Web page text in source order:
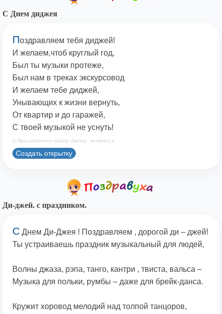
С Днем диджея
Поздравляем тебя диджей!
И желаем,чтоб круглый год,
Был ты музыки протеже,
Был нам в треках экскурсовод
И желаем тебе диджей,
Унывающих к жизни вернуть,
От квартир и до гаражей,
С твоей музыкой не уснуть!
© Принадлежит сайту. Автор: чичаев с.в.
Создать открытку
Ди-джей. с праздником.
С Днем Ди-Джея ! Поздравляем , дорогой ди – джей!
Ты устраиваешь праздник музыкальный для людей,
Волны джаза, рэпа, танго, кантри , твиста, вальса –
Музыка для польки, румбы – даже для брейк-данса.
Кружит хоровод мелодий над толпой танцоров,